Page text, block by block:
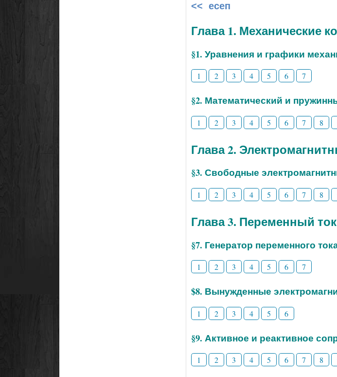
<< есеп
Глава 1. Механические
§1. Уравнения и графики
1 2 3 4 5 6 7
§2. Математический и
1 2 3 4 5 6 7 8
Глава 2.
§3. Свободные
1 2 3 4 5 6 7 8
Глава 3. Переменный ток
§7. Генератор переменного
1 2 3 4 5 6 7
$8. Вынужденные
1 2 3 4 5 6
§9. Активное и реактивное
1 2 3 4 5 6 7 8